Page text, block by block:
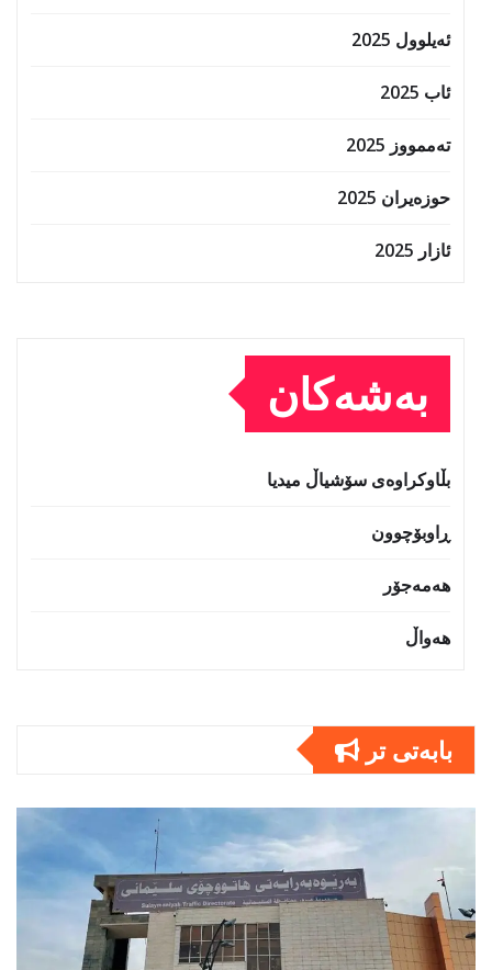
ئەیلوول 2025
ئاب 2025
تەممووز 2025
حوزه‌یران 2025
ئازار 2025
بەشەکان
بڵاوکراوەی سۆشیاڵ میدیا
ڕاوبۆچوون
هەمەجۆر
هەواڵ
بابەتى تر